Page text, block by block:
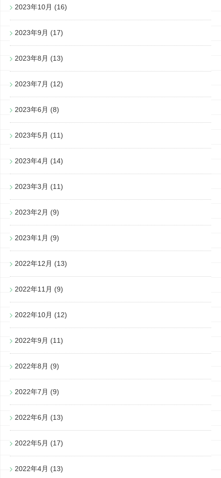
2023年10月 (16)
2023年9月 (17)
2023年8月 (13)
2023年7月 (12)
2023年6月 (8)
2023年5月 (11)
2023年4月 (14)
2023年3月 (11)
2023年2月 (9)
2023年1月 (9)
2022年12月 (13)
2022年11月 (9)
2022年10月 (12)
2022年9月 (11)
2022年8月 (9)
2022年7月 (9)
2022年6月 (13)
2022年5月 (17)
2022年4月 (13)